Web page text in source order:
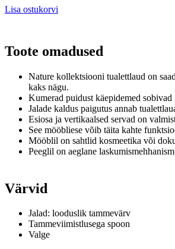
Lisa ostukorvi
Toote omadused
Nature kollektsiooni tualettlaud on
kaks nägu.
Kumerad puidust käepidemed sobivad
Jalade kaldus paigutus annab
Esiosa ja vertikaalsed servad on
See mööbliese võib täita kahte
Mööblil on sahtlid kosmeetika või
Peeglil on aeglane
Värvid
Jalad: looduslik tammevärv
Tammeviimistlusega spoon
Valge